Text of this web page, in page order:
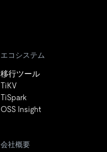
エコシステム
移行ツール
TiKV
TiSpark
OSS Insight
会社概要